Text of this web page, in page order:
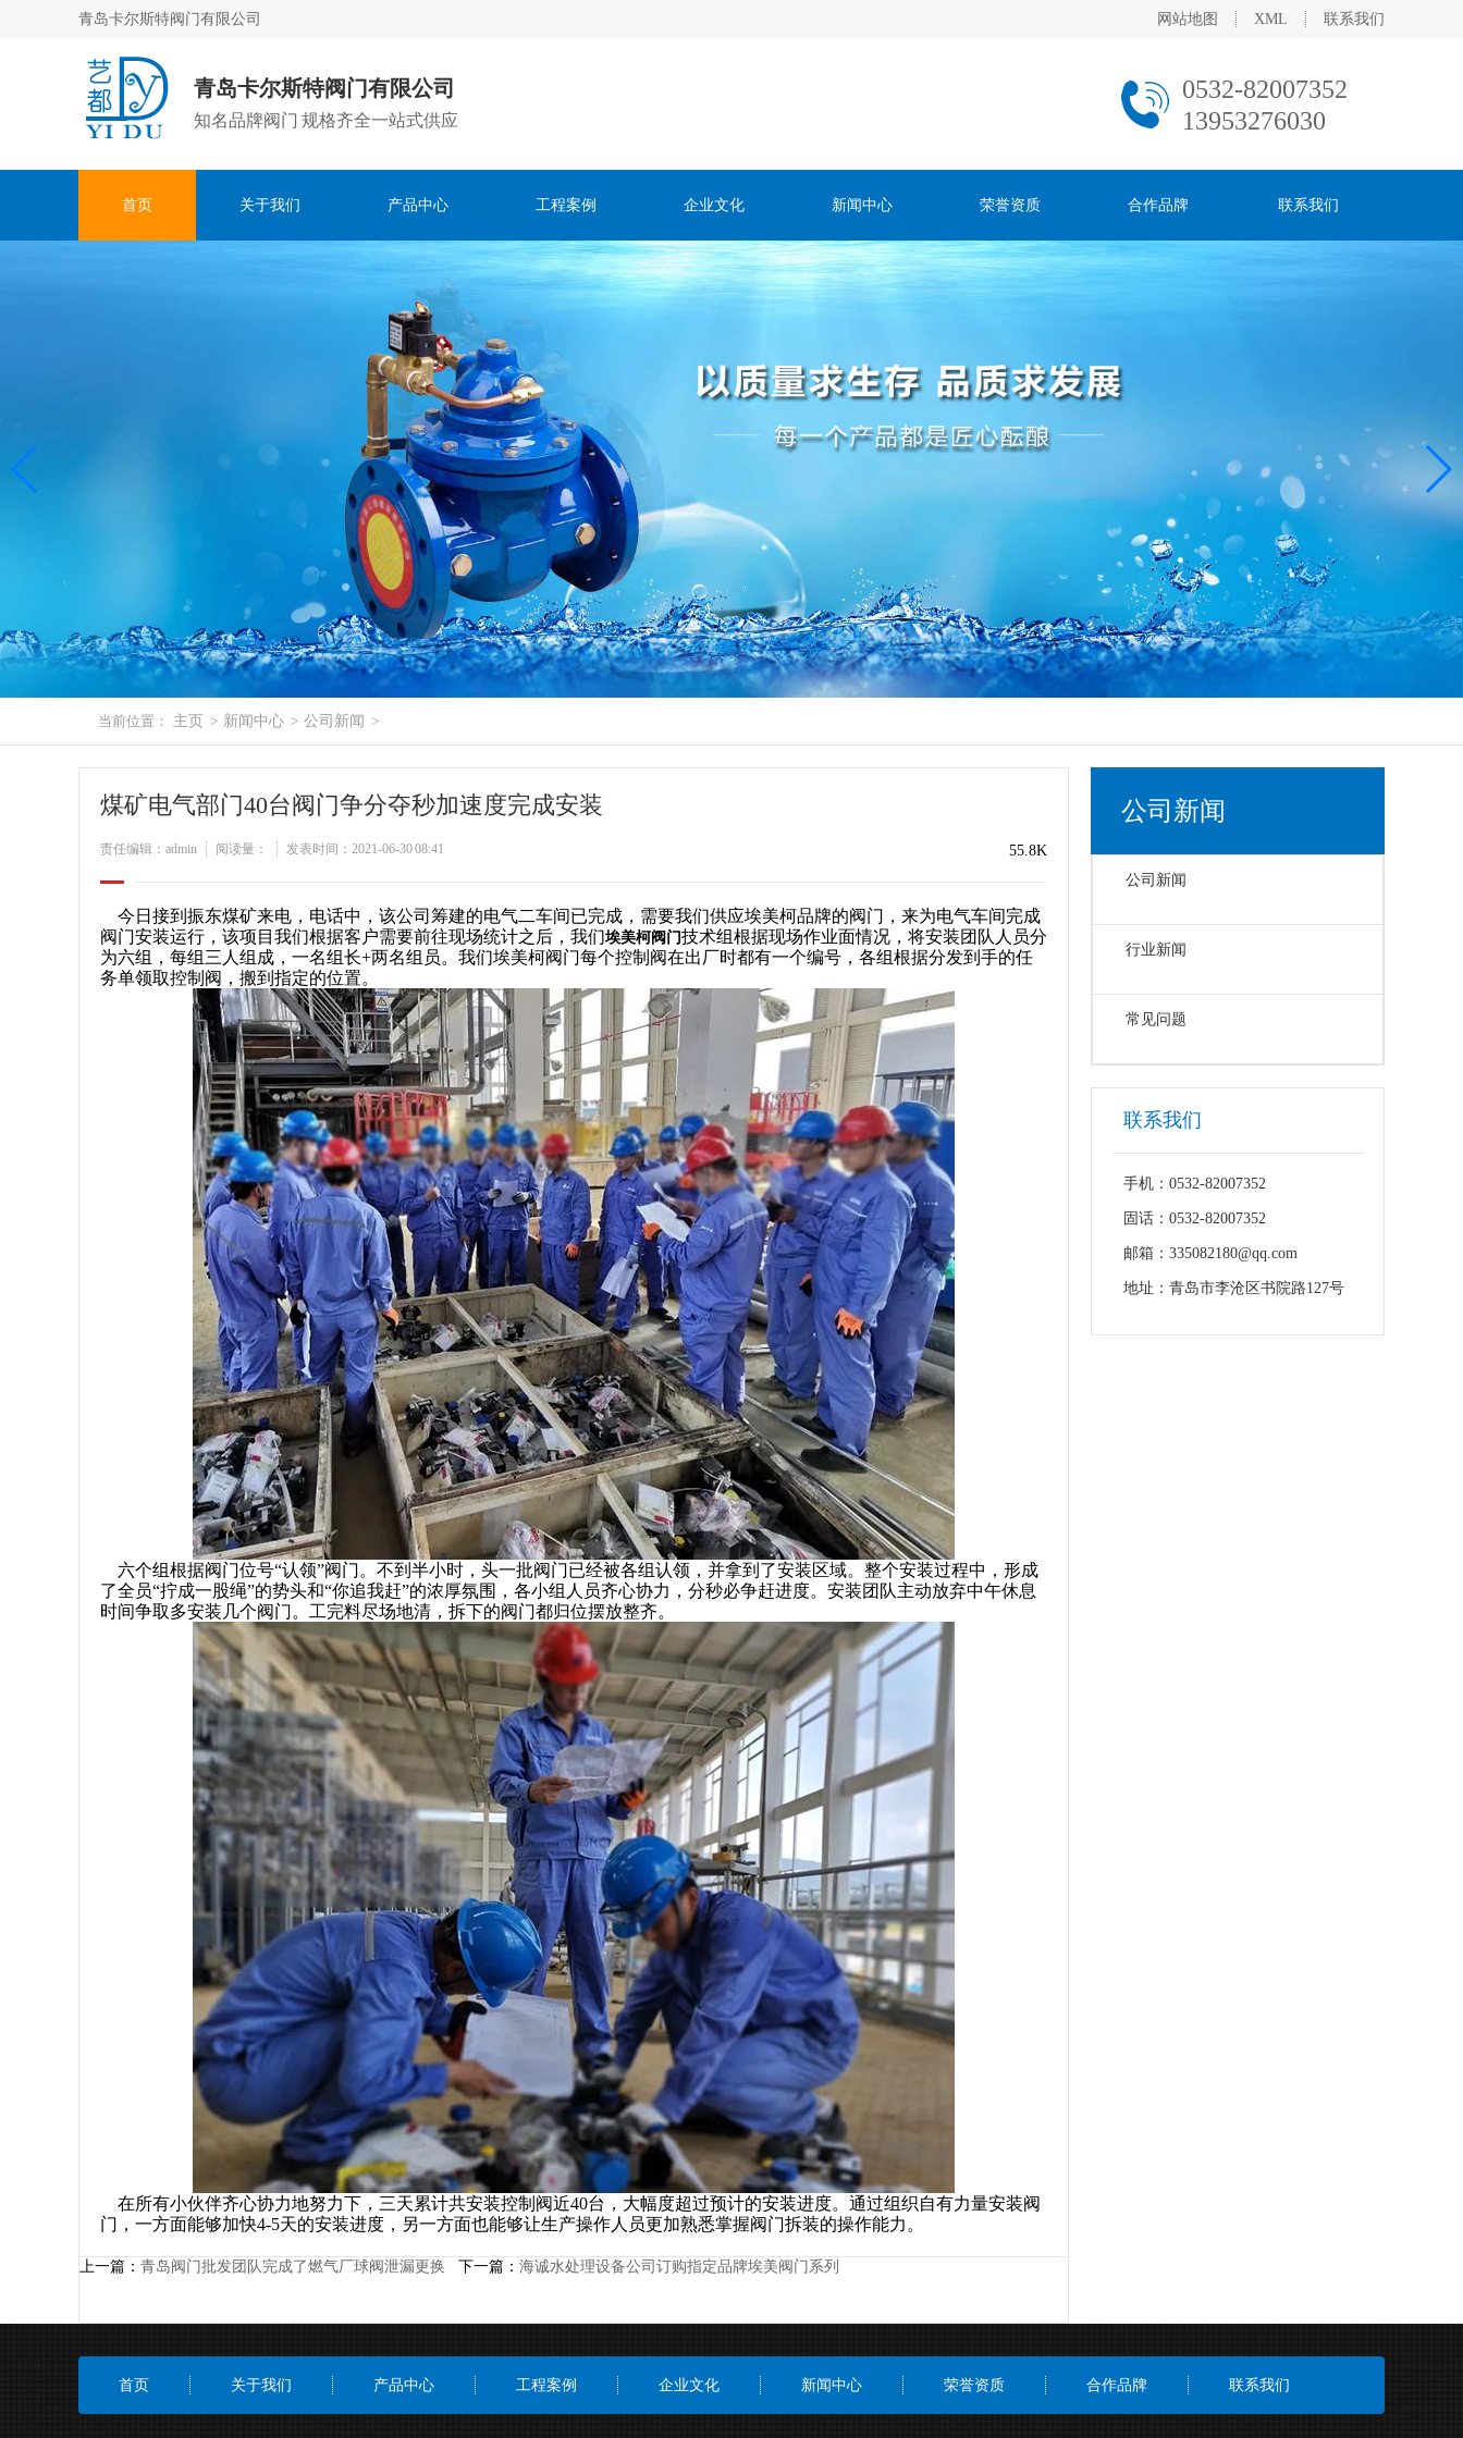
青岛卡尔斯特阀门有限公司 网站地图 XML 联系我们
青岛卡尔斯特阀门有限公司
知名品牌阀门 规格齐全一站式供应
0532-82007352
13953276030
首页 关于我们 产品中心 工程案例 企业文化 新闻中心 荣誉资质 合作品牌 联系我们
当前位置： 主页 > 新闻中心 > 公司新闻 >
煤矿电气部门40台阀门争分夺秒加速度完成安装
责任编辑：admin 阅读量： 发表时间：2021-06-30 08:41 55.8K
今日接到振东煤矿来电，电话中，该公司筹建的电气二车间已完成，需要我们供应埃美柯品牌的阀门，来为电气车间完成
阀门安装运行，该项目我们根据客户需要前往现场统计之后，我们埃美柯阀门技术组根据现场作业面情况，将安装团队人员分
为六组，每组三人组成，一名组长+两名组员。我们埃美柯阀门每个控制阀在出厂时都有一个编号，各组根据分发到手的任
务单领取控制阀，搬到指定的位置。
六个组根据阀门位号“认领”阀门。不到半小时，头一批阀门已经被各组认领，并拿到了安装区域。整个安装过程中，形成
了全员“拧成一股绳”的势头和“你追我赶”的浓厚氛围，各小组人员齐心协力，分秒必争赶进度。安装团队主动放弃中午休息
时间争取多安装几个阀门。工完料尽场地清，拆下的阀门都归位摆放整齐。
在所有小伙伴齐心协力地努力下，三天累计共安装控制阀近40台，大幅度超过预计的安装进度。通过组织自有力量安装阀
门，一方面能够加快4-5天的安装进度，另一方面也能够让生产操作人员更加熟悉掌握阀门拆装的操作能力。
上一篇： 青岛阀门批发团队完成了燃气厂球阀泄漏更换 下一篇： 海诚水处理设备公司订购指定品牌埃美阀门系列
公司新闻
公司新闻
行业新闻
常见问题
联系我们
手机：0532-82007352
固话：0532-82007352
邮箱：335082180@qq.com
地址：青岛市李沧区书院路127号
首页 关于我们 产品中心 工程案例 企业文化 新闻中心 荣誉资质 合作品牌 联系我们